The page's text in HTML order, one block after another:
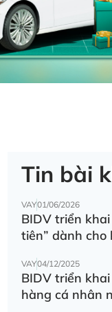
Tin bài
VAY01/06/2026
BIDV triển
tiên” dành
VAY04/12/2025
BIDV triển
hàng cá nhân